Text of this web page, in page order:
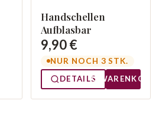
Handschellen
Aufblasbar
9,90 €
NUR NOCH 3 STK.
DETAILS
WARENKORB